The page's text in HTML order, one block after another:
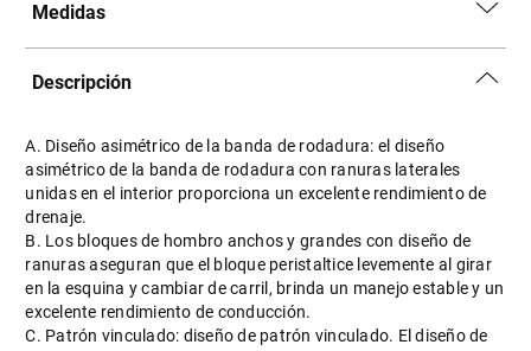
Medidas
Descripción
A. Diseño asimétrico de la banda de rodadura: el diseño
asimétrico de la banda de rodadura con ranuras laterales
unidas en el interior proporciona un excelente rendimiento de
drenaje.
B. Los bloques de hombro anchos y grandes con diseño de
ranuras aseguran que el bloque peristaltice levemente al girar
en la esquina y cambiar de carril, brinda un manejo estable y un
excelente rendimiento de conducción.
C. Patrón vinculado: diseño de patrón vinculado. El diseño de